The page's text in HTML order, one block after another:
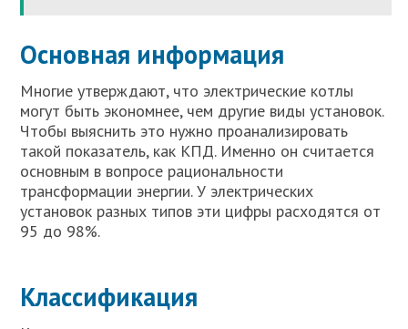
Основная информация
Многие утверждают, что электрические котлы
могут быть экономнее, чем другие виды установок.
Чтобы выяснить это нужно проанализировать
такой показатель, как КПД. Именно он считается
основным в вопросе рациональности
трансформации энергии. У электрических
установок разных типов эти цифры расходятся от
95 до 98%.
Классификация